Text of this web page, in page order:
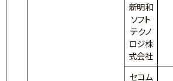
新明和
ソフト
テクノ
ロジ株
式会社
セコム